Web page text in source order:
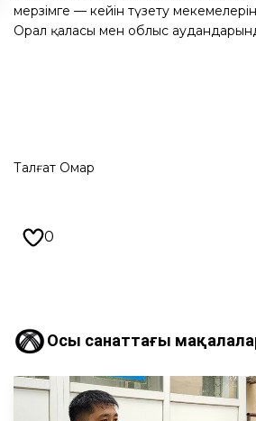
мерзімге — кейін түзету
Орал қаласы мен облыс
Талғат Омар
0
Осы санаттағы